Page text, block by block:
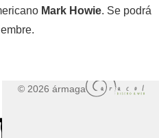
Mark Howie. Se podrá
© 2026 ármaga